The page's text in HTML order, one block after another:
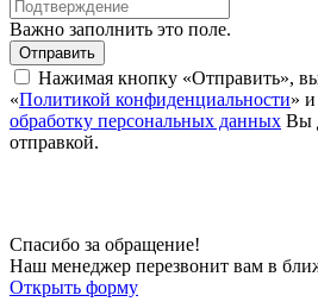
Важно заполнить это поле.
Отправить
Нажимая кнопку «Отправить»,
«Политикой конфиденциальности» и
обработку персональных данных Вы
отправкой.
Спасибо за обращение!
Наш менеджер перезвонит вам в
Открыть форму